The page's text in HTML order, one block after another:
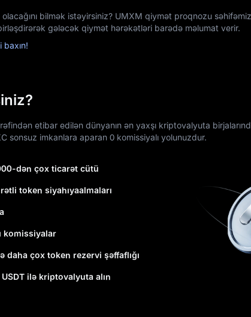
bilmək istəyirsiniz? UMXM qiymət proqnozu
gələcək qiymət hərəkətləri barədə məlumat verir.
etibar edilən dünyanın ən yaxşı kriptovalyuta
sonsuz imkanlara aparan 0 komissiyalı yolunuzdur.
dən çox ticarət cütü
token siyahıyaalmaları
komissiyalar
çox token rezervi şəffaflığı
ilə kriptovalyuta alın